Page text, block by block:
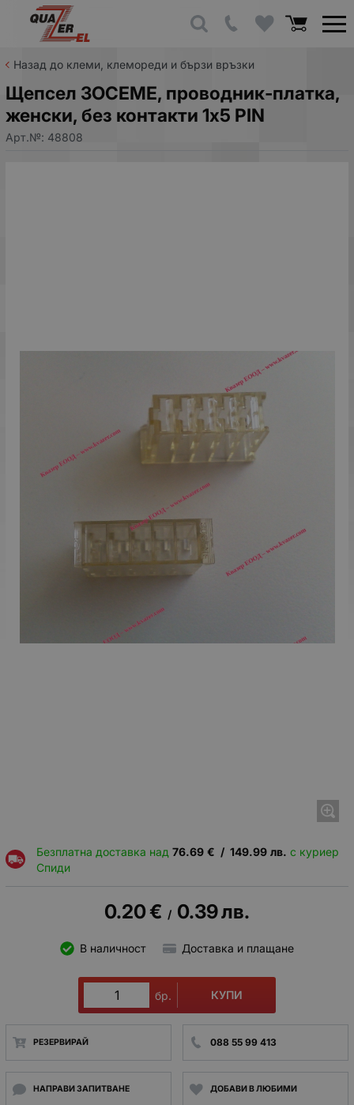
Назад до клеми, клемореди и бързи връзки
Щепсел ЗОСЕМЕ, проводник-платка,
женски, без контакти 1x5 PIN
Арт.№: 48808
Безплатна доставка над 76.69 € / 149.99 лв. с куриер
Спиди
0.20€ / 0.39лв.
В наличност Доставка и плащане
бр. КУПИ
РЕЗЕРВИРАЙ 088 55 99 413
НАПРАВИ ЗАПИТВАНЕ ДОБАВИ В ЛЮБИМИ